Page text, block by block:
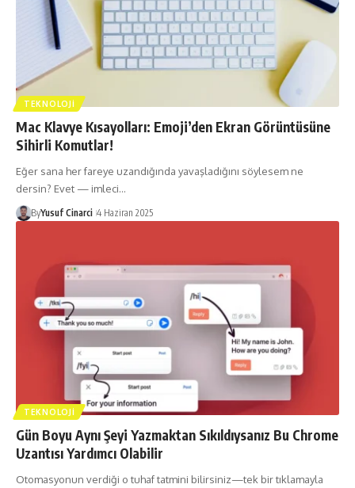
TEKNOLOJI
Mac Klavye Kısayolları: Emoji’den Ekran Görüntüsüne
Sihirli Komutlar!
Eğer sana her fareye uzandığında yavaşladığını söylesem ne
dersin? Evet — imleci…
ByYusuf Cinarci 4 Haziran 2025
TEKNOLOJI
Gün Boyu Aynı Şeyi Yazmaktan Sıkıldıysanız Bu Chrome
Uzantısı Yardımcı Olabilir
Otomasyonun verdiği o tuhaf tatmini bilirsiniz—tek bir tıklamayla